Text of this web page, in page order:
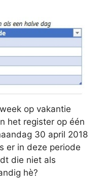
op vakantie
het register op één
30 april 2018
er in deze periode
die niet als
hè?